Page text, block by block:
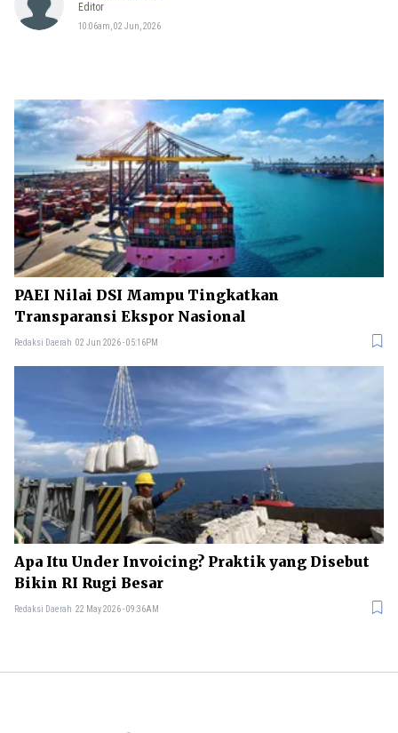
Editor
10:06am, 02 Jun, 2026
PAEI Nilai DSI Mampu Tingkatkan
Transparansi Ekspor Nasional
Redaksi Daerah 02 Jun 2026 - 05:16PM
Apa Itu Under Invoicing? Praktik yang Disebut
Bikin RI Rugi Besar
Redaksi Daerah 22 May 2026 - 09:36AM